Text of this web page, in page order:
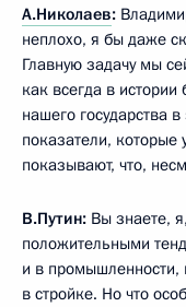
А.Николаев:
неплохо, я бы даже
Главную задачу мы
как всегда в
нашего государства
показатели, которые
показывают, что,
В.Путин: Вы знаете,
положительными
и в промышленности,
в стройке. Но что